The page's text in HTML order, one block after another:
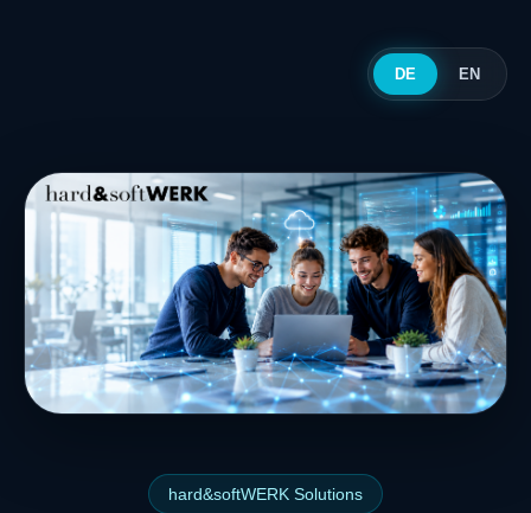
DE EN
hard&softWERK Solutions